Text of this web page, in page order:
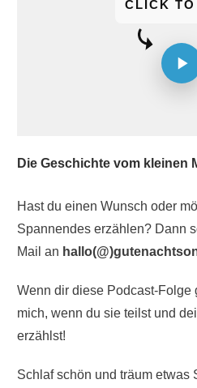
CLICK
Die Geschichte vom kleinen
Hast du einen Wunsch oder
Spannendes erzählen? Dann
Mail an
Wenn dir diese Podcast-Folge
mich, wenn du sie teilst und
erzählst!
Schlaf schön und träum etwas